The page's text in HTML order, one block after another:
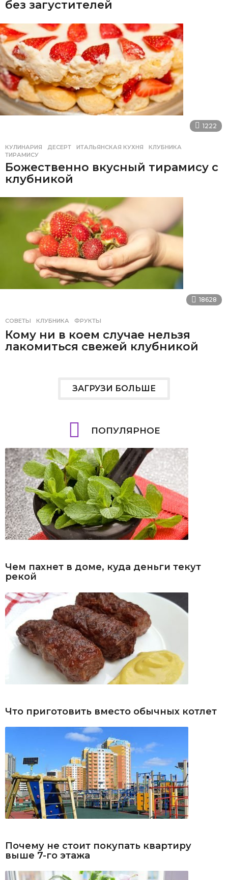
без загустителей
1222
КУЛИНАРИЯ ДЕСЕРТ ,ИТАЛЬЯНСКАЯ КУХНЯ ,КЛУБНИКА
ТИРАМИСУ
Божественно вкусный тирамису с
клубникой
18628
СОВЕТЫ КЛУБНИКА ,ФРУКТЫ
Кому ни в коем случае нельзя
лакомиться свежей клубникой
ЗАГРУЗИ БОЛЬШЕ
ПОПУЛЯРНОЕ
Чем пахнет в доме, куда деньги текут
рекой
Что приготовить вместо обычных котлет
Почему не стоит покупать квартиру
выше 7-го этажа